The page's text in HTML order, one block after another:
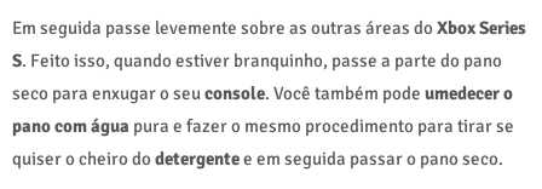
Em seguida passe levemente sobre as outras áreas do Xbox Series
S. Feito isso, quando estiver branquinho, passe a parte do pano
seco para enxugar o seuconsole. Você também pode umedecer o
pano com água pura e fazer o mesmo procedimento para tirar se
quiser o cheiro do detergentee em seguida passar o pano seco.